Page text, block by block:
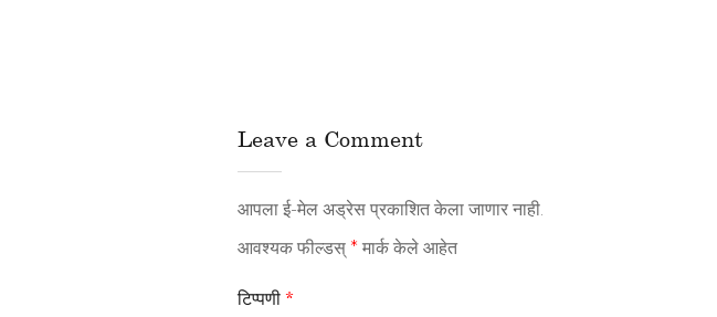
Leave a Comment
आपला ई-मेल अड्रेस प्रकाशित केला जाणार नाही.
आवश्यक फील्डस् * मार्क केले आहेत
टिप्पणी *